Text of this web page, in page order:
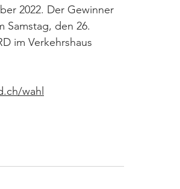
2022. Der Gewinner
Samstag, den 26.
im Verkehrshaus
wahl